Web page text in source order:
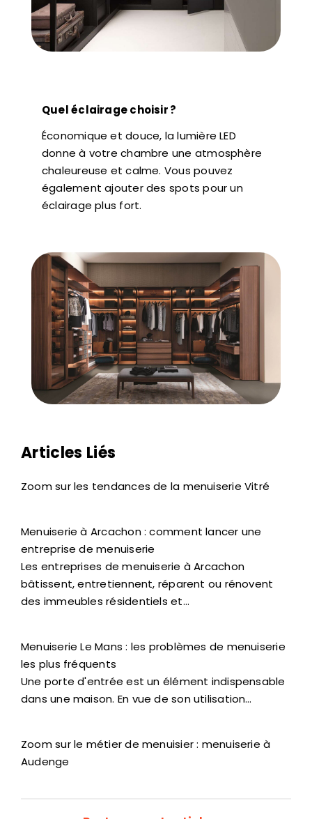
Quel éclairage choisir ?
Économique et douce, la lumière LED
donne à votre chambre une atmosphère
chaleureuse et calme. Vous pouvez
également ajouter des spots pour un
éclairage plus fort.
Articles Liés
Zoom sur les tendances de la menuiserie Vitré
Menuiserie à Arcachon : comment lancer une
entreprise de menuiserie
Les entreprises de menuiserie à Arcachon
bâtissent, entretiennent, réparent ou rénovent
des immeubles résidentiels et…
Menuiserie Le Mans : les problèmes de menuiserie
les plus fréquents
Une porte d'entrée est un élément indispensable
dans une maison. En vue de son utilisation…
Zoom sur le métier de menuisier : menuiserie à
Audenge